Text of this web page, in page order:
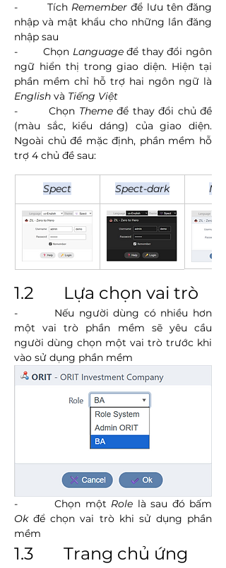
-        Tích Remember để lưu tên đăng
nhập và mật khẩu cho những lần đăng
nhập sau
-        Chọn Language để thay đổi ngôn
ngữ hiển thị trong giao diện. Hiện tại
English và Tiếng Việt
-        Chọn Theme để thay đổi chủ đề
(màu sắc, kiểu dáng) của giao diện.
Ngoài chủ đề mặc định, phần mềm hỗ
trợ 4 chủ đề sau:
Spect Spect-dark
1.2       Lựa chọn vai trò
-        Nếu người dùng có nhiều hơn
một vai trò phần mềm sẽ yêu cầu
người dùng chọn một vai trò trước khi
vào sử dụng phần mềm
-        Chọn một Role
Ok để chọn vai trò khi sử dụng phần
mềm
1.3       Trang chủ ứng